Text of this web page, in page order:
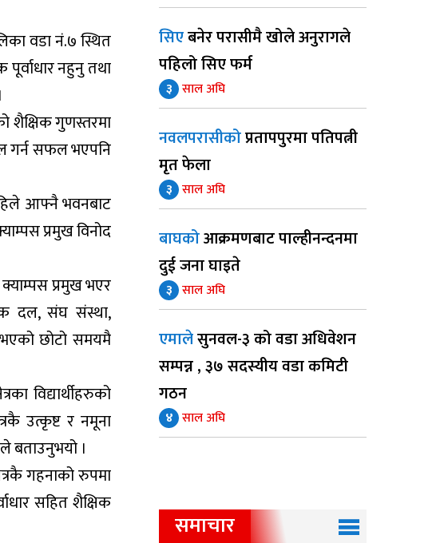
वडा नं.७ स्थित
नहुनु तथा
शैक्षिक गुणस्तरमा
गर्न सफल भएपनि
आफ्नै भवनबाट
प्रमुख विनोद
प्रमुख भएर
दल, संघ संस्था,
छोटो समयमै
विद्यार्थीहरुको
उत्कृष्ट र नमूना
बताउनुभयो ।
गहनाको रुपमा
सहित शैक्षिक
सिएबनेर परासीमै खोले अनुरागले
पहिलो सिए फर्म
३ साल अघि
नवलपरासीकोप्रतापपुरमा पतिपत्नी
मृत फेला
३ साल अघि
बाघकोआक्रमणबाट पाल्हीनन्दनमा
दुई जना घाइते
३ साल अघि
एमालेसुनवल-३ को वडा अधिवेशन
सम्पन्न , ३७ सदस्यीय वडा कमिटी
गठन
४ साल अघि
समाचार